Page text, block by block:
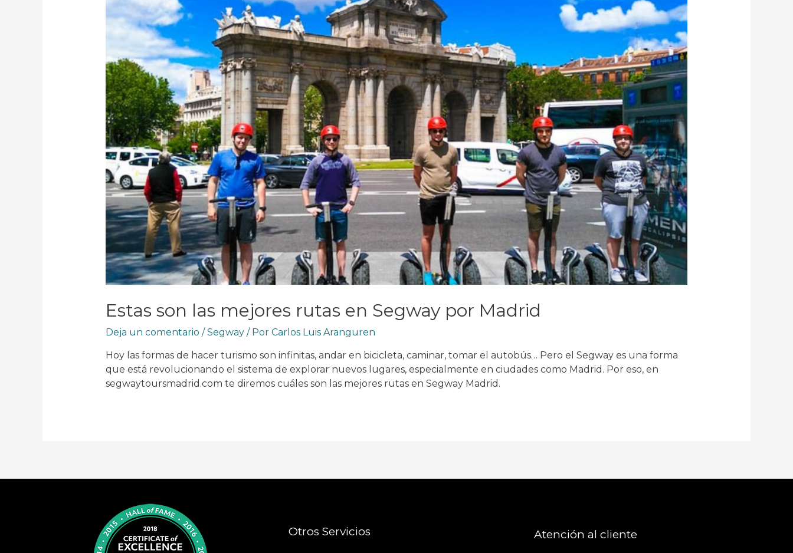
Estas son las mejores rutas en Segway por Madrid
Deja un comentario /Segway/ Por Carlos Luis Aranguren
Hoy las formas de hacer turismo son infinitas, andar en bicicleta, caminar, tomar el autobús… Pero el Segway es una forma
que está revolucionando el sistema de explorar nuevos lugares, especialmente en ciudades como Madrid. Por eso, en
segwaytoursmadrid.com te diremos cuáles son las mejores rutas en Segway Madrid.
Otros Servicios Atención al cliente